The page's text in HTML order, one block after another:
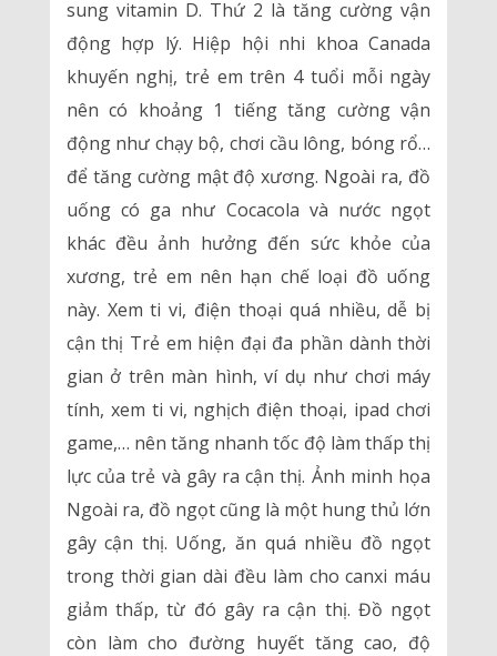
sung vitamin D. Thứ 2 là tăng cường vận
động hợp lý. Hiệp hội nhi khoa Canada
khuyến nghị, trẻ em trên 4 tuổi mỗi ngày
nên có khoảng 1 tiếng tăng cường vận
động như chạy bộ, chơi cầu lông, bóng rổ…
để tăng cường mật độ xương. Ngoài ra, đồ
uống có ga như Cocacola và nước ngọt
khác đều ảnh hưởng đến sức khỏe của
xương, trẻ em nên hạn chế loại đồ uống
này. Xem ti vi, điện thoại quá nhiều, dễ bị
cận thị Trẻ em hiện đại đa phần dành thời
gian ở trên màn hình, ví dụ như chơi máy
tính, xem ti vi, nghịch điện thoại, ipad chơi
game,… nên tăng nhanh tốc độ làm thấp thị
lực của trẻ và gây ra cận thị. Ảnh minh họa
Ngoài ra, đồ ngọt cũng là một hung thủ lớn
gây cận thị. Uống, ăn quá nhiều đồ ngọt
trong thời gian dài đều làm cho canxi máu
giảm thấp, từ đó gây ra cận thị. Đồ ngọt
còn làm cho đường huyết tăng cao, độ